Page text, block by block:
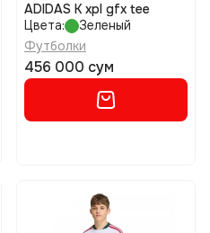
ADIDAS K xpl gfx tee
Цвета:
Зеленый
Футболки
456 000 сум